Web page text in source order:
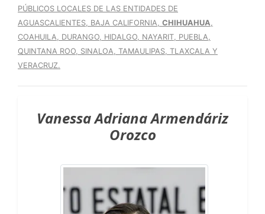
PÚBLICOS LOCALES DE LAS ENTIDADES DE
AGUASCALIENTES, BAJA CALIFORNIA, CHIHUAHUA,
COAHUILA, DURANGO, HIDALGO, NAYARIT, PUEBLA,
QUINTANA ROO, SINALOA, TAMAULIPAS, TLAXCALA Y
VERACRUZ.
Vanessa Adriana Armendáriz
Orozco